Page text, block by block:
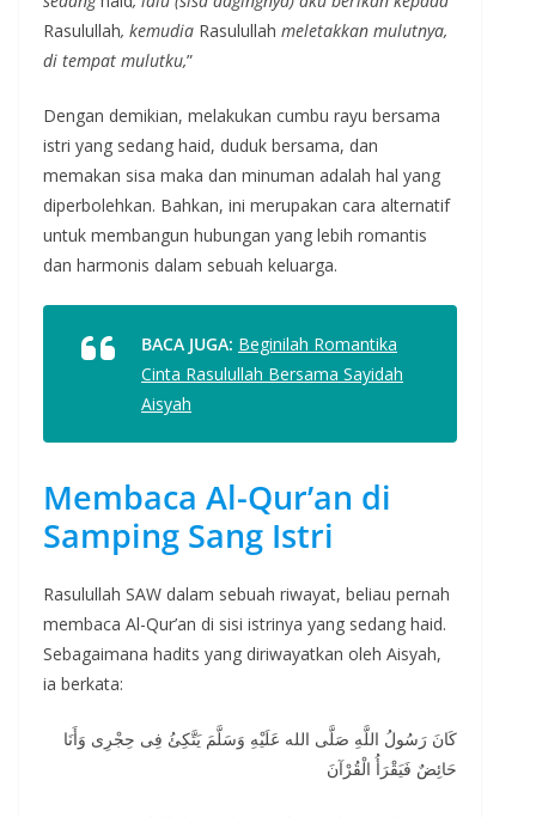
Rasulullah, kemudia Rasulullah meletakkan mulutnya,
di tempat mulutku,”
Dengan demikian, melakukan cumbu rayu bersama
istri yang sedang haid, duduk bersama, dan
memakan sisa maka dan minuman adalah hal yang
diperbolehkan. Bahkan, ini merupakan cara alternatif
untuk membangun hubungan yang lebih romantis
dan harmonis dalam sebuah keluarga.
BACA JUGA: Beginilah Romantika
Cinta Rasulullah Bersama Sayidah
Aisyah
Membaca Al-Qur’an di
Samping Sang Istri
Rasulullah SAW dalam sebuah riwayat, beliau pernah
membaca Al-Qur’an di sisi istrinya yang sedang haid.
Sebagaimana hadits yang diriwayatkan oleh Aisyah,
ia berkata:
كَانَ رَسُولُ اللَّهِ صَلَّى الله عَلَيْهِ وَسَلَّمَ يَتَّكِئُ فِى حِجْرِى وَأَنَا
حَائِضٌ فَيَقْرَأُ الْقُرْآنَ